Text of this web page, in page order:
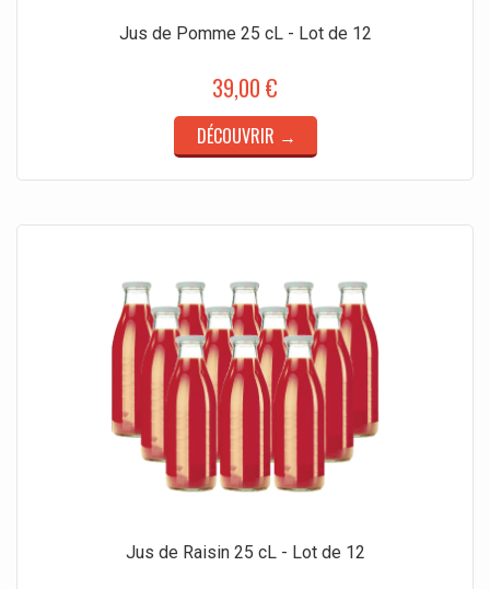
Jus de Pomme 25 cL - Lot de 12
39,00 €
DÉCOUVRIR →
Jus de Raisin 25 cL - Lot de 12